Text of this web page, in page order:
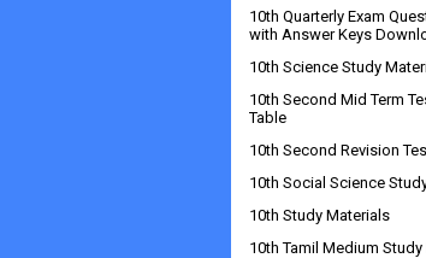
10th Quarterly Exam
with Answer Keys
10th Science Study
10th Second Mid Term
Table
10th Second Revision
10th Social Science
10th Study Materials
10th Tamil Medium